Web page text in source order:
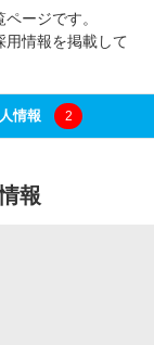
ージです。
用情報を掲載して
情報 2
報